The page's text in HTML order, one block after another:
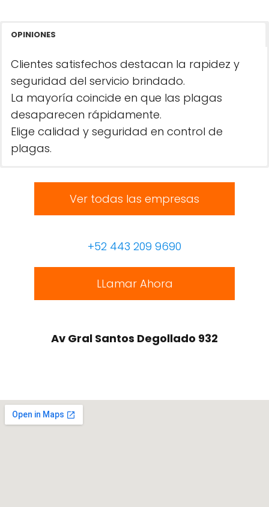
OPINIONES
Clientes satisfechos destacan la rapidez y
seguridad del servicio brindado.
La mayoría coincide en que las plagas
desaparecen rápidamente.
Elige calidad y seguridad en control de
plagas.
Ver todas las empresas
+52 443 209 9690
LLamar Ahora
Av Gral Santos Degollado 932